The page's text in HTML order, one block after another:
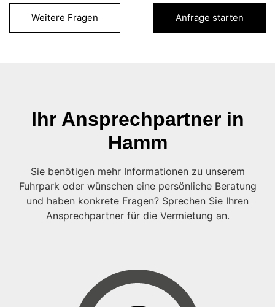
Weitere Fragen Anfrage starten
Ihr Ansprechpartner in
Hamm
Sie benötigen mehr Informationen zu unserem
Fuhrpark oder wünschen eine persönliche Beratung
und haben konkrete Fragen? Sprechen Sie Ihren
Ansprechpartner für die Vermietung an.